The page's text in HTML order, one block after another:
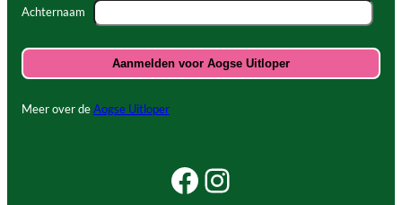
Achternaam
Meer over deAogse Uitloper
Facebook Beleef Princenhage
Instagram Beleef Princenhage